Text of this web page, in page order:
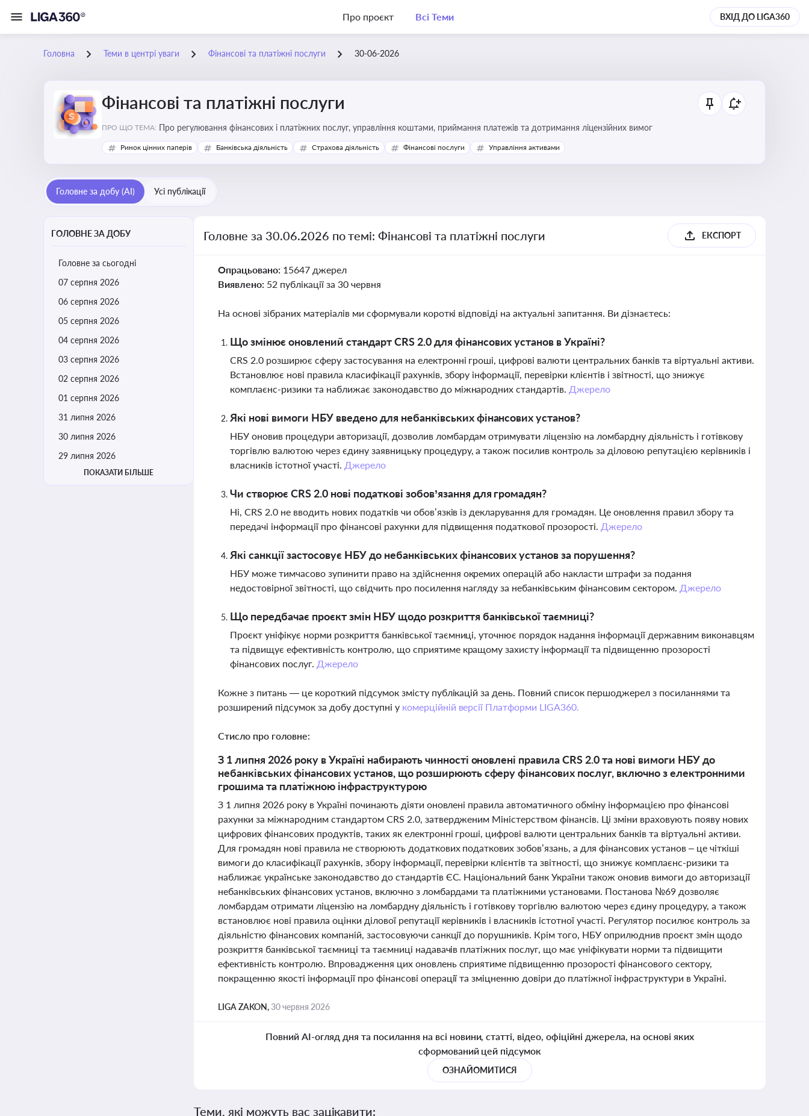
Про проєкт Всі Теми ВХІД ДО LIGA360
Головна Теми в центрі уваги Фінансові та платіжні послуги 30-06-2026
Фінансові та платіжні послуги
ПРО ЩО ТЕМА: Про регулювання фінансових і платіжних послуг, управління коштами, приймання платежів та дотримання ліцензійних вимог
Ринок цінних паперів Банківська діяльність Страхова діяльність Фінансові послуги Управління активами
Головне за добу (AI) Усі публікації
ГОЛОВНЕ ЗА ДОБУ
Головне за сьогодні
07 серпня 2026
06 серпня 2026
05 серпня 2026
04 серпня 2026
03 серпня 2026
02 серпня 2026
01 серпня 2026
31 липня 2026
30 липня 2026
29 липня 2026
ПОКАЗАТИ БІЛЬШЕ
Головне за 30.06.2026 по темі: Фінансові та платіжні послуги ЕКСПОРТ
Опрацьовано: 15647 джерел
Виявлено: 52 публікації за 30 червня
На основі зібраних матеріалів ми сформували короткі відповіді на актуальні запитання. Ви дізнаєтесь:
Що змінює оновлений стандарт CRS 2.0 для фінансових установ в Україні?
CRS 2.0 розширює сферу застосування на електронні гроші, цифрові валюти центральних банків та віртуальні активи.
Встановлює нові правила класифікації рахунків, збору інформації, перевірки клієнтів і звітності, що знижує
комплаєнс-ризики та наближає законодавство до міжнародних стандартів. Джерело
Які нові вимоги НБУ введено для небанківських фінансових установ?
НБУ оновив процедури авторизації, дозволив ломбардам отримувати ліцензію на ломбардну діяльність і готівкову
торгівлю валютою через єдину заявницьку процедуру, а також посилив контроль за діловою репутацією керівників і
власників істотної участі. Джерело
Чи створює CRS 2.0 нові податкові зобов’язання для громадян?
Ні, CRS 2.0 не вводить нових податків чи обов’язків із декларування для громадян. Це оновлення правил збору та
передачі інформації про фінансові рахунки для підвищення податкової прозорості. Джерело
Які санкції застосовує НБУ до небанківських фінансових установ за порушення?
НБУ може тимчасово зупинити право на здійснення окремих операцій або накласти штрафи за подання
недостовірної звітності, що свідчить про посилення нагляду за небанківським фінансовим сектором. Джерело
Що передбачає проєкт змін НБУ щодо розкриття банківської таємниці?
Проєкт уніфікує норми розкриття банківської таємниці, уточнює порядок надання інформації державним виконавцям
та підвищує ефективність контролю, що сприятиме кращому захисту інформації та підвищенню прозорості
фінансових послуг. Джерело
Кожне з питань — це короткий підсумок змісту публікацій за день. Повний список першоджерел з посиланнями та
розширений підсумок за добу доступні у комерційній версії Платформи LIGA360.
Стисло про головне:
З 1 липня 2026 року в Україні набирають чинності оновлені правила CRS 2.0 та нові вимоги НБУ до
небанківських фінансових установ, що розширюють сферу фінансових послуг, включно з електронними
грошима та платіжною інфраструктурою
З 1 липня 2026 року в Україні починають діяти оновлені правила автоматичного обміну інформацією про фінансові
рахунки за міжнародним стандартом CRS 2.0, затвердженим Міністерством фінансів. Ці зміни враховують появу нових
цифрових фінансових продуктів, таких як електронні гроші, цифрові валюти центральних банків та віртуальні активи.
Для громадян нові правила не створюють додаткових податкових зобов’язань, а для фінансових установ – це чіткіші
вимоги до класифікації рахунків, збору інформації, перевірки клієнтів та звітності, що знижує комплаєнс-ризики та
наближає українське законодавство до стандартів ЄС. Національний банк України також оновив вимоги до авторизації
небанківських фінансових установ, включно з ломбардами та платіжними установами. Постанова №69 дозволяє
ломбардам отримати ліцензію на ломбардну діяльність і готівкову торгівлю валютою через єдину процедуру, а також
встановлює нові правила оцінки ділової репутації керівників і власників істотної участі. Регулятор посилює контроль за
діяльністю фінансових компаній, застосовуючи санкції до порушників. Крім того, НБУ оприлюднив проєкт змін щодо
розкриття банківської таємниці та таємниці надавачів платіжних послуг, що має уніфікувати норми та підвищити
ефективність контролю. Впровадження цих оновлень сприятиме підвищенню прозорості фінансового сектору,
покращенню якості інформації про фінансові операції та зміцненню довіри до платіжної інфраструктури в Україні.
LIGA ZAKON,30 червня 2026
Повний AI-огляд дня та посилання на всі новини, статті, відео, офіційні джерела, на основі яких
сформований цей підсумок
ОЗНАЙОМИТИСЯ
Теми, які можуть вас зацікавити: